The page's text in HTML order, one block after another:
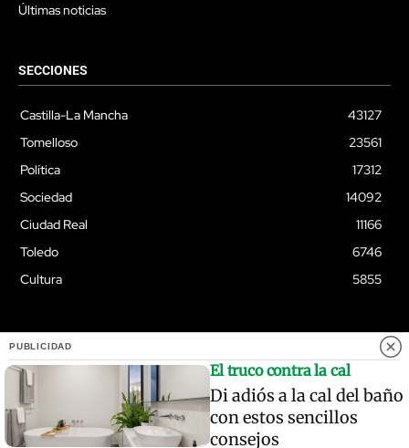
Últimas noticias
SECCIONES
Castilla-La Mancha
43127
Tomelloso
23561
Política
17312
Sociedad
14092
Ciudad Real
11166
Toledo
6746
Cultura
5855
© Quixoteus
PUBLICIDAD
El truco contra la cal
Di adiós a la cal del baño
con estos sencillos
consejos